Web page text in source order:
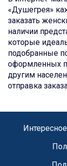
«Душегрея»
заказать
наличии
которые
подобранные
оформленных
другим
отправка